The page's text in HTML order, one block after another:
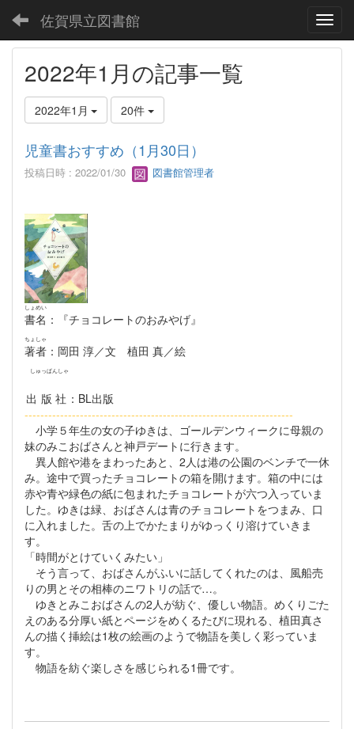
佐賀県立図書館
2022年1月の記事一覧
2022年1月 20件
児童書おすすめ（1月30日）
投稿日時 : 2022/01/30 図書館管理者
書名
しょめい
：『チョコレートのおみやげ』
著者
ちょしゃ
：岡田 淳／文 植田 真／絵
出版社
しゅっぱんしゃ
：BL出版
--------------------------------------------------------------------
小学５年生の女の子ゆきは、ゴールデンウィークに母親の
妹のみこおばさんと神戸デートに行きます。
異人館や港をまわったあと、2人は港の公園のベンチで一休
み。途中で買ったチョコレートの箱を開けます。箱の中には
赤や青や緑色の紙に包まれたチョコレートが六つ入っていま
した。ゆきは緑、おばさんは青のチョコレートをつまみ、口
に入れました。舌の上でかたまりがゆっくり溶けていきま
す。
「時間がとけていくみたい」
そう言って、おばさんがふいに話してくれたのは、風船売
りの男とその相棒のニワトリの話で…。
ゆきとみこおばさんの2人が紡ぐ、優しい物語。めくりごた
えのある分厚い紙とページをめくるたびに現れる、植田真さ
んの描く挿絵は1枚の絵画のようで物語を美しく彩っていま
す。
物語を紡ぐ楽しさを感じられる1冊です。